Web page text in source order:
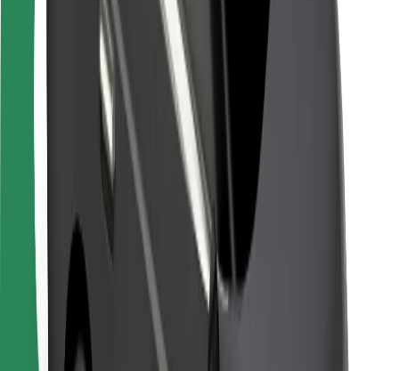
Lösungen für Städte
Flughäfen
Bolt Ladestationen
Für Nutzer:innen
Für Fahrer:innen
Für Kuriere
Bolt Food
Für Flottenbesitzer:innen
Für Restaurants
Bolt for Business
Sonstige